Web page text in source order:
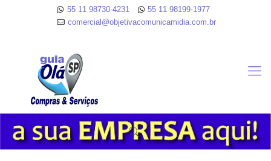
55 11 98730-4231
55 11 98199-1977
comercial@objetivacomunicamidia.com.br